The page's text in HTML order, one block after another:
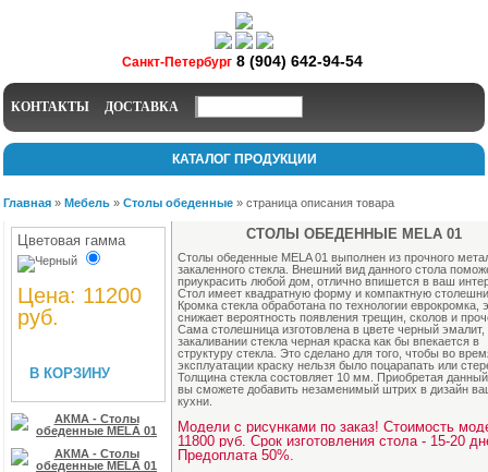
Санкт-Петербург 8 (904) 642-94-54
КОНТАКТЫ ДОСТАВКА
КАТАЛОГ ПРОДУКЦИИ
Главная » Мебель » Столы обеденные » страница описания товара
Цветовая гамма
Цена: 11200
руб.
В КОРЗИНУ
СТОЛЫ ОБЕДЕННЫЕ MELA 01
Столы обеденные MELA 01 выполнен из прочного
закаленного стекла. Внешний вид данного стола
приукрасить любой дом, отлично впишется в ваш
Стол имеет квадратную форму и компактную
Кромка стекла обработана по технологии еврокромка,
снижает вероятность появления трещин, сколов и
Сама столешница изготовлена в цвете черный эмалит,
закаливании стекла черная краска как бы впекается в
структуру стекла. Это сделано для того, чтобы во
эксплуатации краску нельзя было поцарапать или
Толщина стекла состовляет 10 мм. Приобретая
вы сможете добавить незаменимый штрих в дизайн
кухни.
Модели с рисунками по заказ! Стоимость
11800 руб. Срок изготовления стола - 15-20
Предоплата 50%.